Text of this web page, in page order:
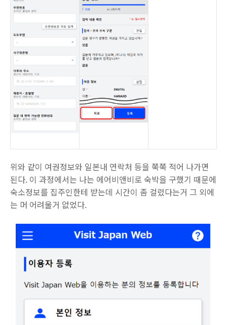
위와 같이 여권정보와 일본내 연락처 등을 쭉쭉 적어 나가면
된다. 이 과정에서는 나는 에어비앤비로 숙박을 구했기 때문에
숙소정보를 집주인한테 받는데 시간이 좀 걸렸다는거 그 외에
는 머 어려울거 없었다.